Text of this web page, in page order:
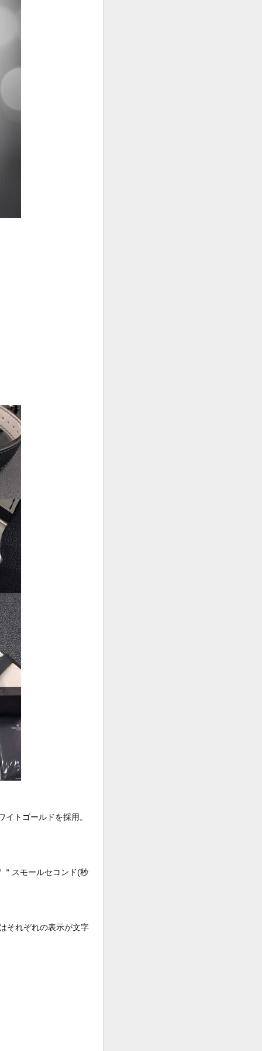
トゴールドを採用。
＂スモールセコンド(秒
それぞれの表示が文字